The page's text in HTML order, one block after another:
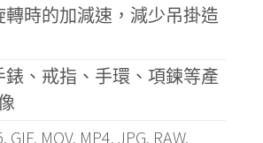
轉時的加減速，減少吊掛造
錶、戒指、手環、項鍊等產
MOV, MP4, JPG, RAW,